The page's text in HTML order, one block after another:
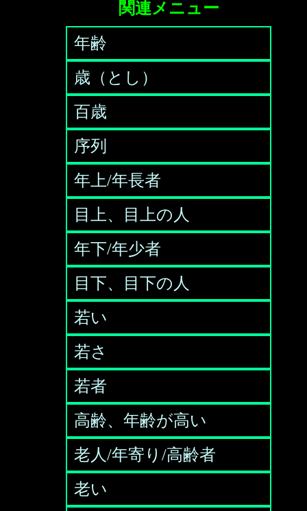
関連メニュー
年齢
歳（とし）
百歳
序列
年上/年長者
目上、目上の人
年下/年少者
目下、目下の人
若い
若さ
若者
高齢、年齢が高い
老人/年寄り/高齢者
老い